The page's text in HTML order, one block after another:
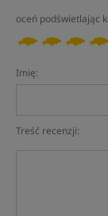
oceń podświetlając
Imię:
Treść recenzji: